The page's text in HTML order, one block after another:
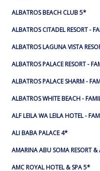
ALBATROS BEACH CLUB 5*
ALBATROS CITADEL RESORT -
ALBATROS LAGUNA VISTA
ALBATROS PALACE RESORT -
ALBATROS PALACE SHARM -
ALBATROS WHITE BEACH -
ALF LEILA WA LEILA HOTEL -
ALI BABA PALACE 4*
AMARINA ABU SOMA RESORT
AMC ROYAL HOTEL & SPA 5*